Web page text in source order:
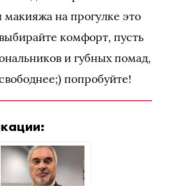
на прогулке это
комфорт, пусть
и губных помад,
попробуйте!